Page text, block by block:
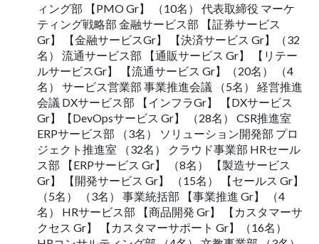
ィング部 【PMO Gr】 （10名） 代表取締役 マーケ
ティング戦略部 金融サービス部 【証券サービス
Gr】 【金融サービスGr】 【決済サービス Gr】（32
名） 流通サービス部 【通販サービス Gr】 【リテー
ルサービスGr】 【流通サービス Gr】（20名） （4
名） サービス営業部 事業推進会議 （5名） 経営推進
会議 DXサービス部 【インフラGr】 【DXサービス
Gr】【DevOpsサービス Gr】 （28名） CSR推進室
ERPサービス部 （3名） ソリューション開発部 プロ
ジェクト推進室 （32名） クラウド事業部 HRセール
ス部 【ERPサービス Gr】 （8名） 【製造サービス
Gr】 【開発サービス Gr】 （15名） 【セールス Gr】
（5名） （3名） 事業統括部 【事業推進 Gr】 （4
名） HRサービス部 【商品開発 Gr】 【カスタマーサ
クセス Gr】 【カスタマーサポート Gr】（16名）